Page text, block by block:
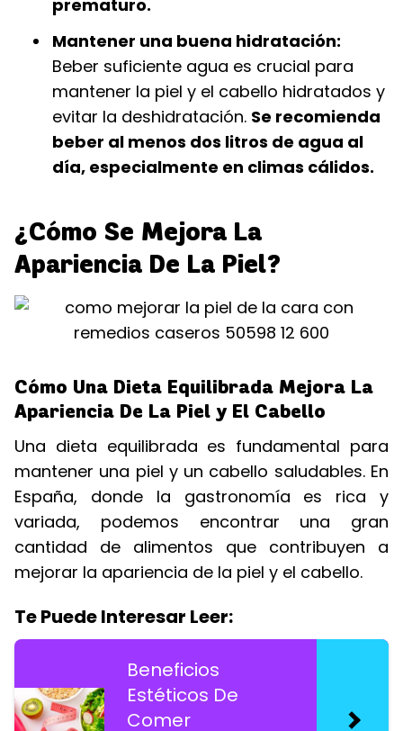
prematuro.
Mantener una buena hidratación:
Beber suficiente agua es crucial para
mantener la piel y el cabello hidratados y
evitar la deshidratación. Se recomienda
beber al menos dos litros de agua al
día, especialmente en climas cálidos.
¿Cómo Se Mejora La
Apariencia De La Piel?
Cómo Una Dieta Equilibrada Mejora La
Apariencia De La Piel y El Cabello
Una dieta equilibrada es fundamental para
mantener una piel y un cabello saludables. En
España, donde la gastronomía es rica y
variada, podemos encontrar una gran
cantidad de alimentos que contribuyen a
mejorar la apariencia de la piel y el cabello.
Te Puede Interesar Leer:
Beneficios
Estéticos De
Comer